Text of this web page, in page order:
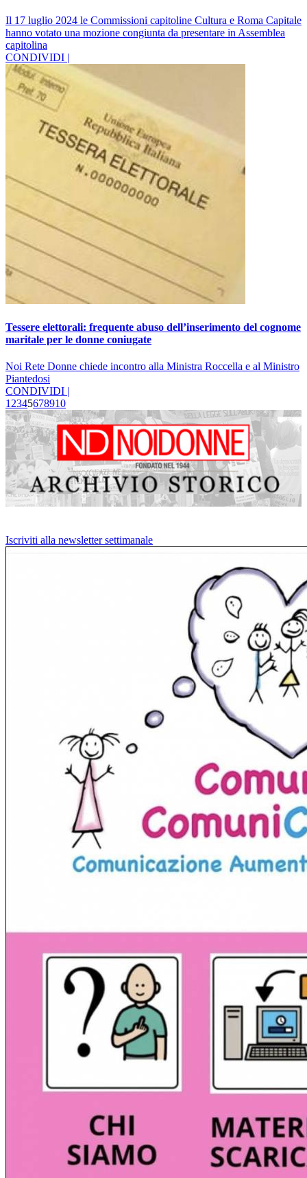
Il 17 luglio 2024 le Commissioni capitoline Cultura e Roma Capitale
hanno votato una mozione congiunta da presentare in Assemblea
capitolina
CONDIVIDI |
Tessere elettorali: frequente abuso dell’inserimento del cognome
maritale per le donne coniugate
Noi Rete Donne chiede incontro alla Ministra Roccella e al Ministro
Piantedosi
CONDIVIDI |
1 2345678910
Iscriviti alla newsletter settimanale